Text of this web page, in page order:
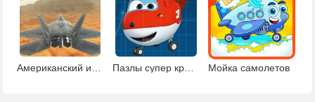
Американский истребители Пазлы супер крылья Мойка самолетов